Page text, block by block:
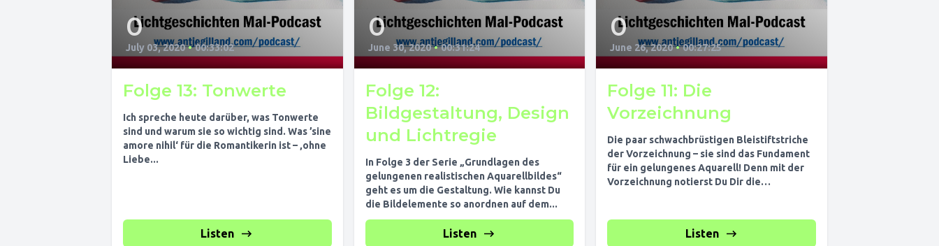
0
July 03, 2020 • 00:33:02
Folge 13: Tonwerte
Ich spreche heute darüber, was Tonwerte
sind und warum sie so wichtig sind. Was ’sine
amore nihil‘ für die Romantikerin ist – ‚ohne
Liebe...
Listen
0
June 30, 2020 • 00:31:24
Folge 12:
Bildgestaltung, Design
und Lichtregie
In Folge 3 der Serie „Grundlagen des
gelungenen realistischen Aquarellbildes“
geht es um die Gestaltung. Wie kannst Du
die Bildelemente so anordnen auf dem...
Listen
0
June 26, 2020 • 00:27:25
Folge 11: Die
Vorzeichnung
Die paar schwachbrüstigen Bleistiftstriche
der Vorzeichnung – sie sind das Fundament
für ein gelungenes Aquarell! Denn mit der
Vorzeichnung notierst Du Dir die
Listen